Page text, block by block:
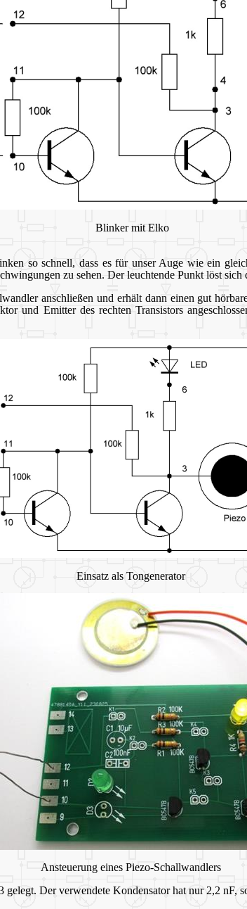
Blinker mit Elko
so schnell, dass es für unser Auge wie ein
zu sehen. Der leuchtende Punkt löst
anschließen und erhält dann einen gut
und Emitter des rechten Transistors
Einsatz als Tongenerator
Ansteuerung eines Piezo-Schallwandlers
Der verwendete Kondensator hat nur 2,2 nF,